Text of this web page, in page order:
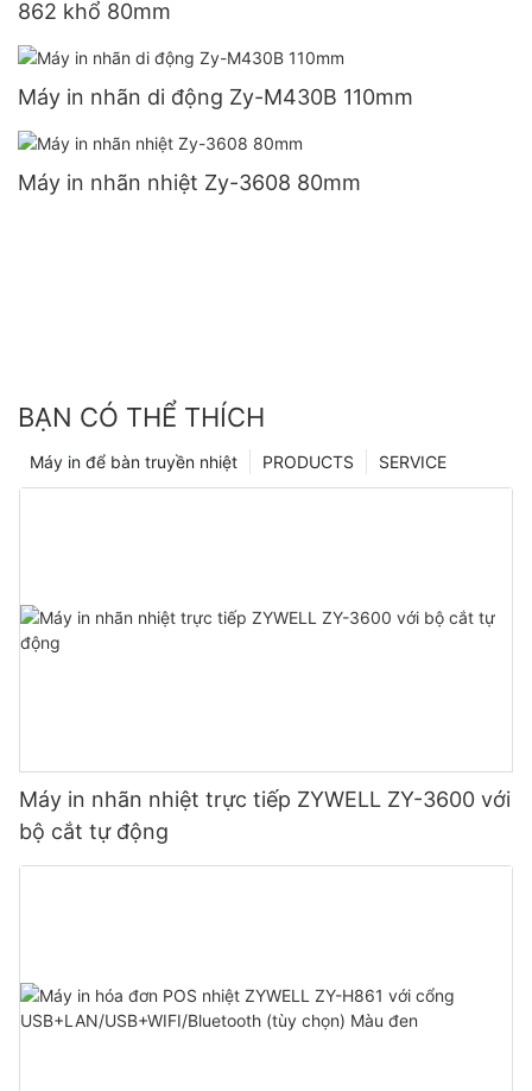
862 khổ 80mm
Máy in nhãn di động Zy-M430B 110mm
Máy in nhãn nhiệt Zy-3608 80mm
BẠN CÓ THỂ THÍCH
SERVICE
PRODUCTS
Máy in để bàn truyền nhiệt
Máy in nhãn nhiệt trực tiếp ZYWELL ZY-3600 với
bộ cắt tự động